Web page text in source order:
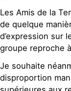
Les Amis de la
de quelque
d’expression sur
groupe reproche
Je souhaite
disproportion